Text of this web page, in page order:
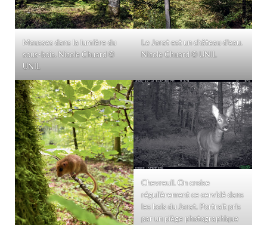
Mousses dans la lumière du
sous-bois. Nicole Chuard ©
UNIL
Le Jorat est un château d’eau.
Nicole Chuard © UNIL
Chevreuil. On croise
régulièrement ce cervidé dans
les bois du Jorat. Portrait pris
par un piège photographique